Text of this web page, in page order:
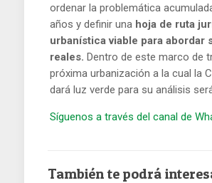
ordenar la problemática
años y definir una hoja de ruta
urbanística viable para abordar
reales. Dentro de este marco de
próxima urbanización a la cual la
dará luz verde para su análisis
Síguenos a través del canal de
También te podrá